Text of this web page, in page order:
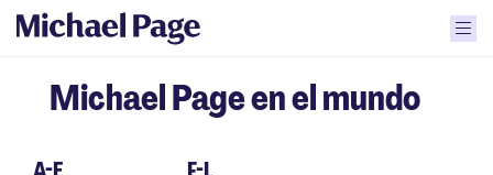
Michael Page en el mundo